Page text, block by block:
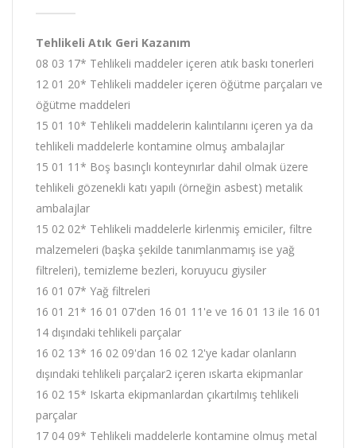
Tehlikeli Atık Geri Kazanım
08 03 17* Tehlikeli maddeler içeren atık baskı tonerleri
12 01 20* Tehlikeli maddeler içeren öğütme parçaları ve
öğütme maddeleri
15 01 10* Tehlikeli maddelerin kalıntılarını içeren ya da
tehlikeli maddelerle kontamine olmuş ambalajlar
15 01 11* Boş basınçlı konteynırlar dahil olmak üzere
tehlikeli gözenekli katı yapılı (örneğin asbest) metalik
ambalajlar
15 02 02* Tehlikeli maddelerle kirlenmiş emiciler, filtre
malzemeleri (başka şekilde tanımlanmamış ise yağ
filtreleri), temizleme bezleri, koruyucu giysiler
16 01 07* Yağ filtreleri
16 01 21* 16 01 07'den 16 01 11'e ve 16 01 13 ile 16 01
14 dışındaki tehlikeli parçalar
16 02 13* 16 02 09'dan 16 02 12'ye kadar olanların
dışındaki tehlikeli parçalar2 içeren ıskarta ekipmanlar
16 02 15* Iskarta ekipmanlardan çıkartılmış tehlikeli
parçalar
17 04 09* Tehlikeli maddelerle kontamine olmuş metal